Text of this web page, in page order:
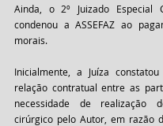
Ainda, o 2º Juizado Especial
condenou a ASSEFAZ ao
morais.
Inicialmente, a Juíza
relação contratual entre as
necessidade de realização
cirúrgico pelo Autor, em razão